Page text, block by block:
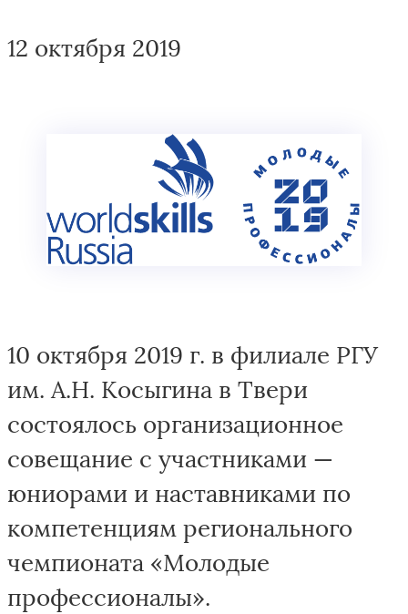
12 октября 2019
10 октября 2019 г. в филиале РГУ
им. А.Н. Косыгина в Твери
состоялось организационное
совещание с участниками —
юниорами и наставниками по
компетенциям регионального
чемпионата «Молодые
профессионалы».